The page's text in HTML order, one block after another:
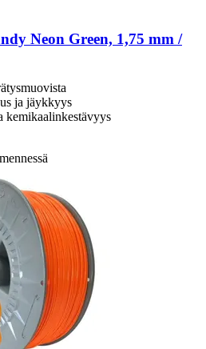
Neon Green, 1,75 mm /
ja jäykkyys
kemikaalinkestävyys